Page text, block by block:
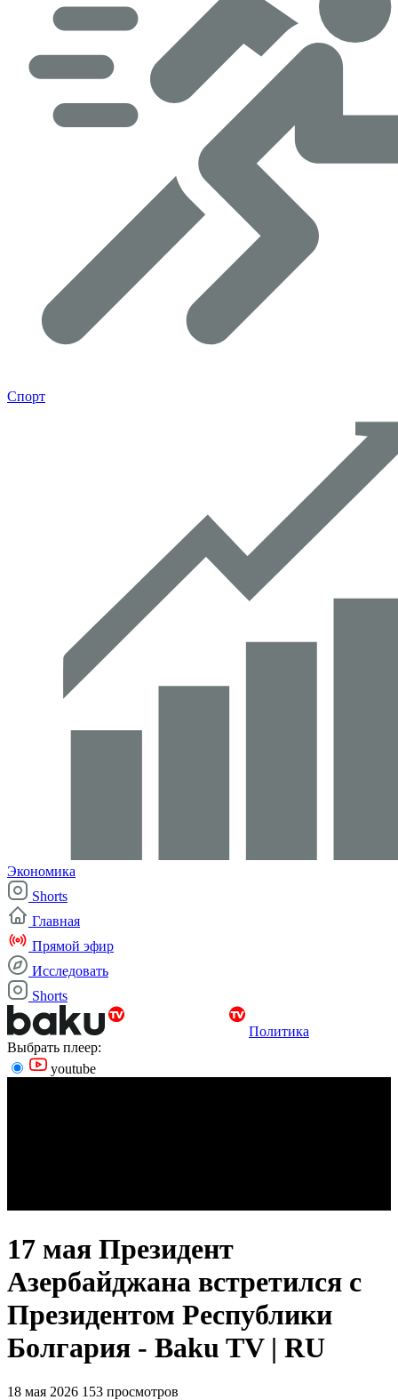
Спорт
Экономика
Shorts
Главная
Прямой эфир
Исследовать
Shorts
Политика
Выбрать плеер:
youtube
17 мая Президент
Азербайджана встретился с
Президентом Республики
Болгария - Baku TV | RU
18 мая 2026 153 просмотров